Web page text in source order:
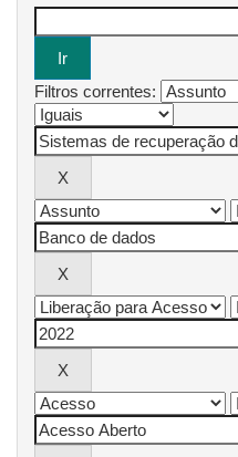
Filtros correntes: